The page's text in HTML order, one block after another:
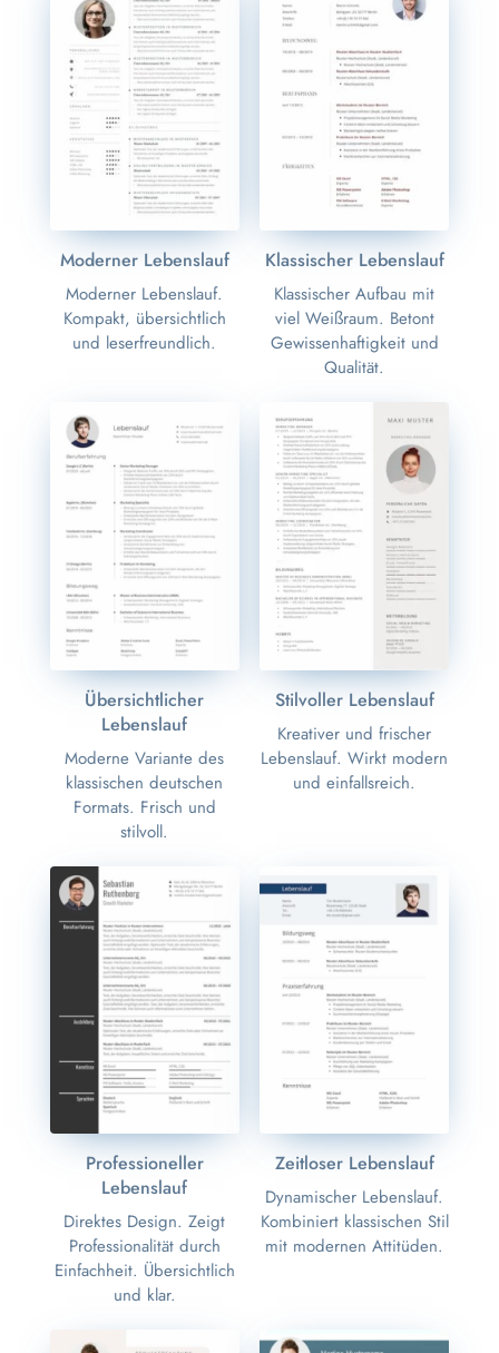
Moderner Lebenslauf
Moderner Lebenslauf.
Kompakt, übersichtlich
und leserfreundlich.
Klassischer Lebenslauf
Klassischer Aufbau mit
viel Weißraum. Betont
Gewissenhaftigkeit und
Qualität.
Übersichtlicher
Lebenslauf
Moderne Variante des
klassischen deutschen
Formats. Frisch und
stilvoll.
Stilvoller Lebenslauf
Kreativer und frischer
Lebenslauf. Wirkt modern
und einfallsreich.
Professioneller
Lebenslauf
Direktes Design. Zeigt
Professionalität durch
Einfachheit. Übersichtlich
und klar.
Zeitloser Lebenslauf
Dynamischer Lebenslauf.
Kombiniert klassischen Stil
mit modernen Attitüden.